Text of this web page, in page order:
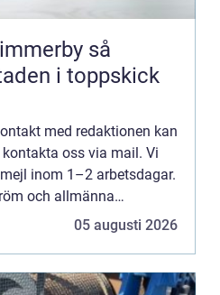
så
i toppskick
med redaktionen kan
oss via mail. Vi
inom 1–2 arbetsdagar.
och allmänna
på vår sida.05 augusti 2026